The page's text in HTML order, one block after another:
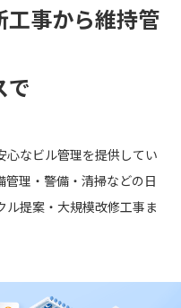
工事から維持管
で
心なビル管理を提供してい
理・警備・清掃などの日
ル提案・大規模改修工事ま